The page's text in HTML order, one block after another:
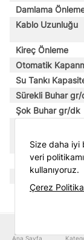
Damlama
Kablo Uzunluğu
Kireç Önleme
Otomatik
Su Tankı
Sürekli Buhar
Şok Buhar gr/dk
Ürün Rengi
Watt
Ana Sayfa
Size daha iyi
veri
kullanıyoruz.
Çerez